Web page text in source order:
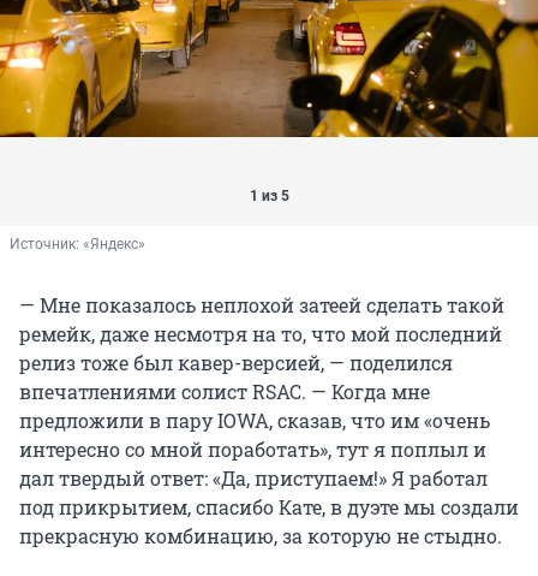
1 из 5
Источник: «Яндекс»
— Мне показалось неплохой затеей сделать такой
ремейк, даже несмотря на то, что мой последний
релиз тоже был кавер-версией, — поделился
впечатлениями солист RSAC. — Когда мне
предложили в пару IOWA, сказав, что им «очень
интересно со мной поработать», тут я поплыл и
дал твердый ответ: «Да, приступаем!» Я работал
под прикрытием, спасибо Кате, в дуэте мы создали
прекрасную комбинацию, за которую не стыдно.